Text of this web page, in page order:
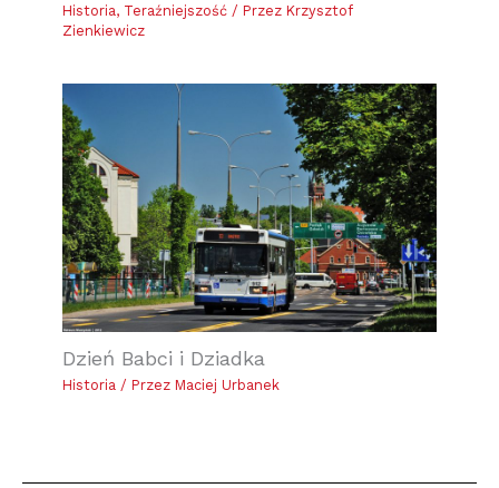
Historia, Teraźniejszość / Przez Krzysztof
Zienkiewicz
Dzień Babci i Dziadka
Historia / Przez Maciej Urbanek